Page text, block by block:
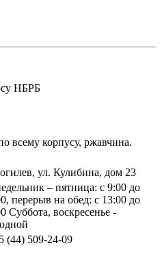
НБРБ
всему корпусу, ржавчина.
ул. Кулибина, дом 23
– пятница: с 9:00 до
перерыв на обед: с 13:00 до
Суббота, воскресенье -
(44) 509-24-09